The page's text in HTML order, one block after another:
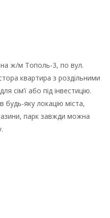
ж/м Тополь-3, по вул.
квартира з роздільними
сім’ї або під інвестицію.
будь-яку локацію міста,
парк завжди можна